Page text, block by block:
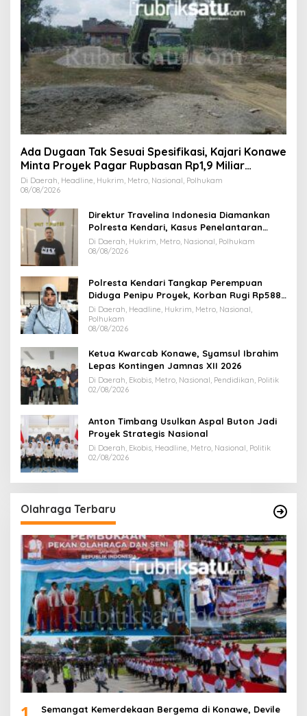
Ada Dugaan Tak Sesuai Spesifikasi, Kajari Konawe
Minta Proyek Pagar Rupbasan Rp1,9 Miliar
Dihentikan
Di Daerah, Headline, Hukrim, Metro, Nasional, Polhukam
08/08/2026
Direktur Travelina Indonesia Diamankan
Polresta Kendari, Kasus Penelantaran
Jemaah Umrah Masuk Babak Baru
Di Daerah, Hukrim, Metro, Nasional, Polhukam
08/08/2026
Polresta Kendari Tangkap Perempuan
Diduga Penipu Proyek, Korban Rugi Rp588,1
Juta
Di Daerah, Headline, Hukrim, Metro, Nasional,
Polhukam
08/08/2026
Ketua Kwarcab Konawe, Syamsul Ibrahim
Lepas Kontingen Jamnas XII 2026
Di Daerah, Ekobis, Metro, Nasional, Pendidikan, Politik
02/08/2026
Anton Timbang Usulkan Aspal Buton Jadi
Proyek Strategis Nasional
Di Daerah, Ekobis, Headline, Metro, Nasional, Politik
02/08/2026
Olahraga Terbaru
Semangat Kemerdekaan Bergema di Konawe, Devile